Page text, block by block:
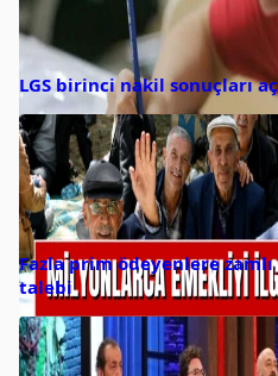
LGS birinci nakil sonuçları
Fazla prim ödeyenlere zamlı
talebi